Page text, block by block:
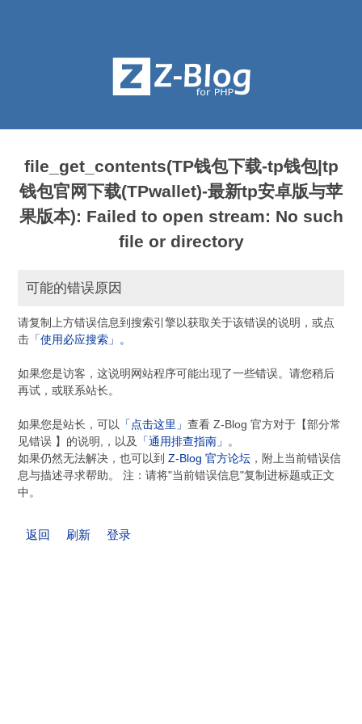
file_get_contents(TP钱包下载-tp钱包|tp
钱包官网下载(TPwallet)-最新tp安卓版与苹
果版本): Failed to open stream: No such
file or directory
可能的错误原因
请复制上方错误信息到搜索引擎以获取关于该错误的说明，或点
击 「使用必应搜索」。
如果您是访客，这说明网站程序可能出现了一些错误。请您稍后
再试，或联系站长。
如果您是站长，可以 「点击这里」查看 Z-Blog 官方对于【部分常
见错误 】的说明,，以及
「通用排查指南」 。
如果仍然无法解决，也可以到Z-Blog 官方论坛 ，附上当前错误信
息与描述寻求帮助。 注：请将"当前错误信息"复制进标题或正文
中。
返回 刷新 登录